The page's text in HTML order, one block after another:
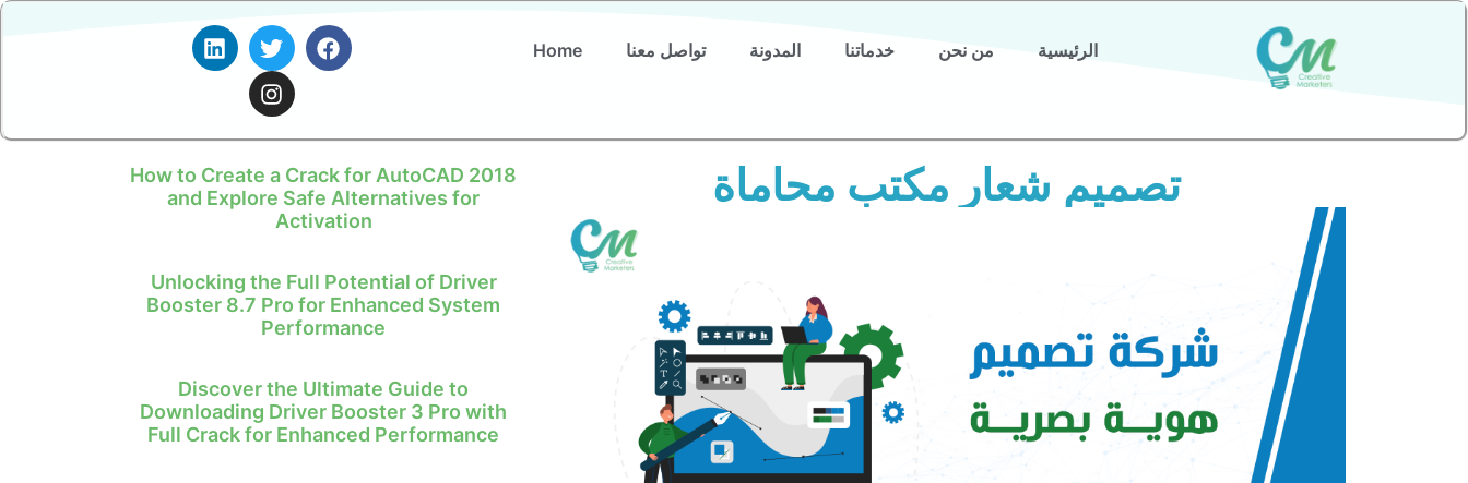
الرئيسية من نحن خدماتنا المدونة تواصل معنا Home
تصميم شعار مكتب محاماة
How to Create a Crack for AutoCAD 2018
and Explore Safe Alternatives for
Activation
Unlocking the Full Potential of Driver
Booster 8.7 Pro for Enhanced System
Performance
Discover the Ultimate Guide to
Downloading Driver Booster 3 Pro with
Full Crack for Enhanced Performance